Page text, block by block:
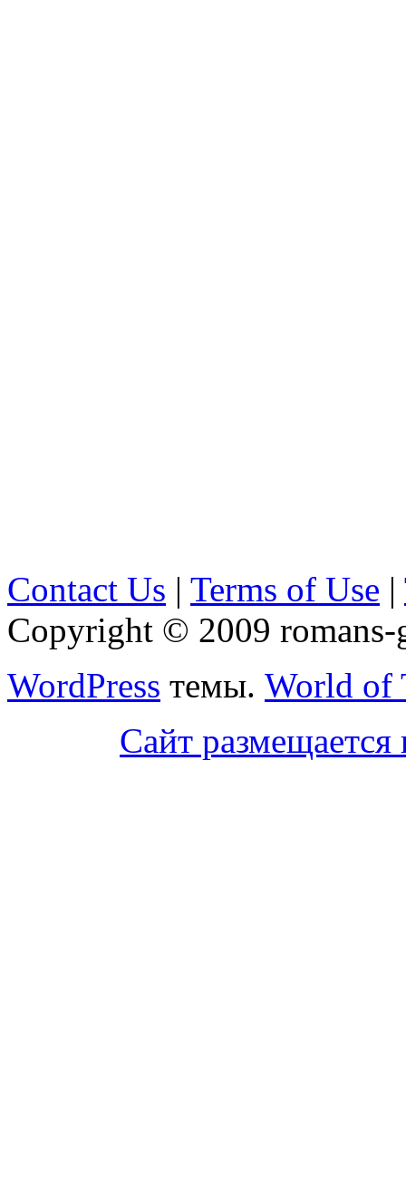
Contact Us | Terms of Use |
Copyright © 2009
WordPress темы. World of
Сайт размещается